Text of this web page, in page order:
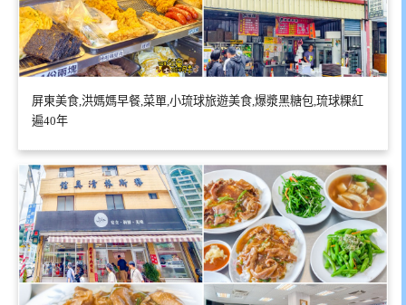
屏東美食,洪媽媽早餐,菜單,小琉球旅遊美食,爆漿黑糖包,琉球粿紅
遍40年